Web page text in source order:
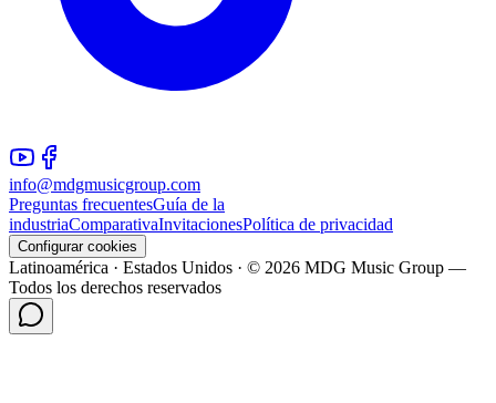
info@mdgmusicgroup.com
Preguntas frecuentesGuía de la
industriaComparativaInvitacionesPolítica de privacidad
Configurar cookies
Latinoamérica · Estados Unidos · © 2026 MDG Music Group —
Todos los derechos reservados